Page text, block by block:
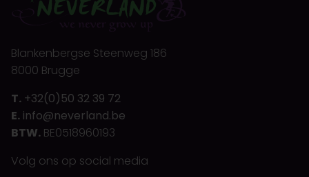
Blankenbergse Steenweg 186
8000 Brugge
T. +32(0)50 32 39 72
E. info@neverland.be
BTW. BE0518960193
Volg ons op social media